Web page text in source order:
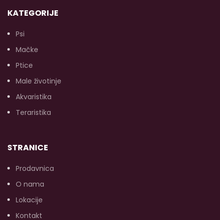
KATEGORIJE
Psi
Mačke
Ptice
Male životinje
Akvaristika
Teraristika
STRANICE
Prodavnica
O nama
Lokacije
Kontakt